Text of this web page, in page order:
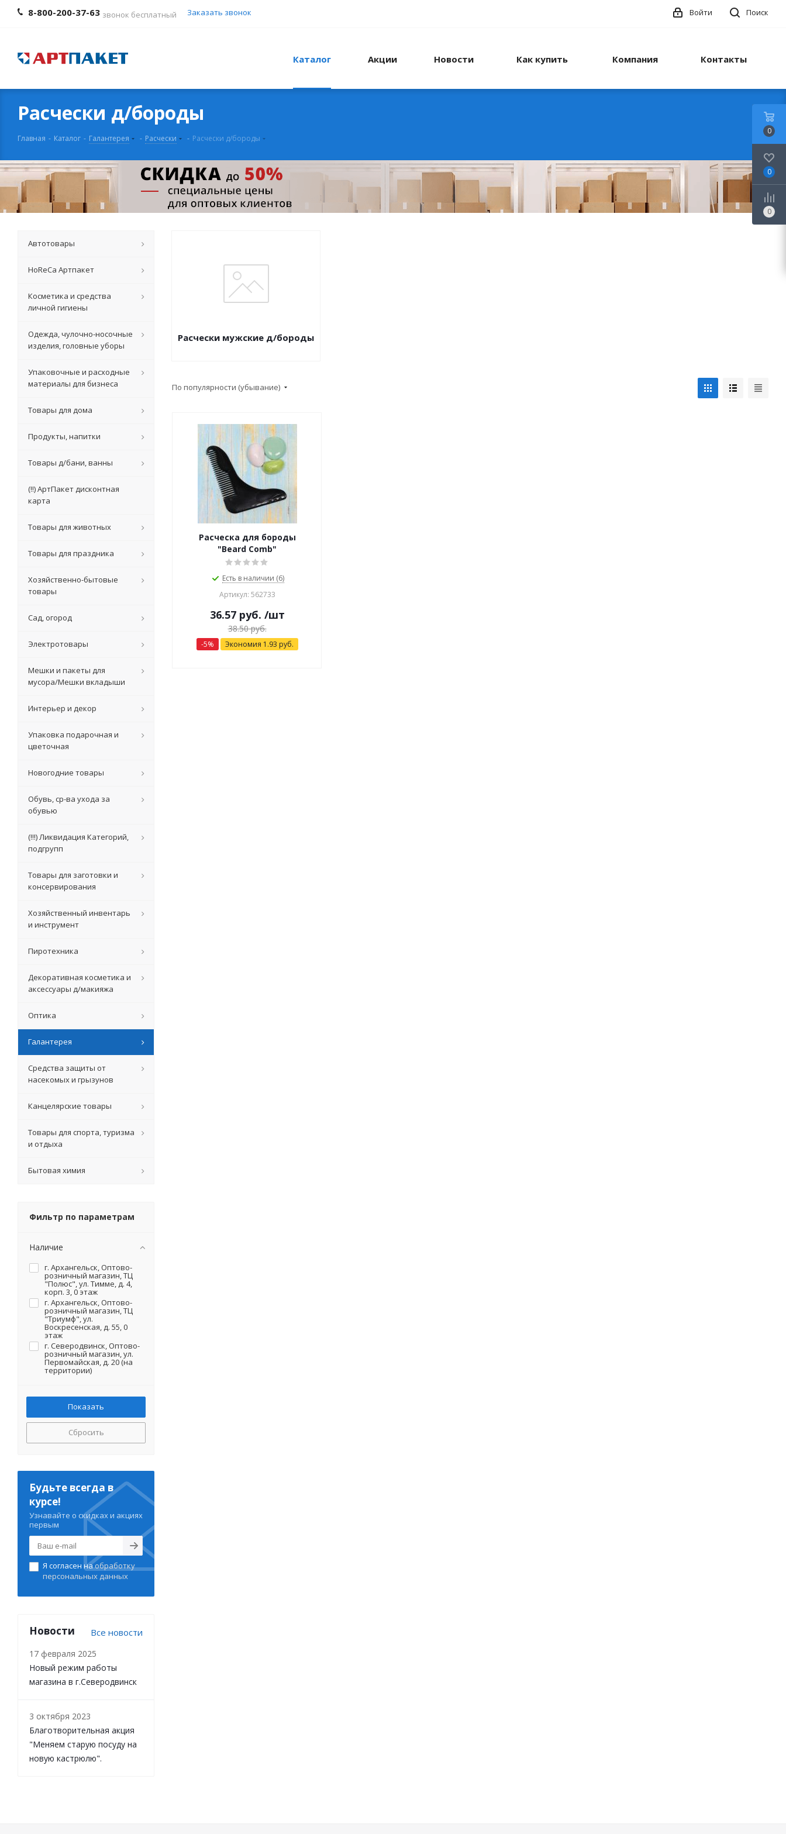
8-800-200-37-63 звонок бесплатный Заказать звонок Поиск
Войти
Каталог Акции Новости Как купить Компания Контакты
Расчески д/бороды
Главная - Каталог - Галантерея - Расчески - Расчески д/бороды
Расчески мужские д/бороды
По популярности (убывание)
Расческа для бороды
"Beard Comb"
Есть в наличии (6)
Артикул: 562733
36.57руб. /шт
38.50руб.
-5% Экономия 1.93 руб.
Автотовары
HoReCa Артпакет
Косметика и средства
личной гигиены
Одежда, чулочно-носочные
изделия, головные уборы
Упаковочные и расходные
материалы для бизнеса
Товары для дома
Продукты, напитки
Товары д/бани, ванны
(!!) АртПакет дисконтная
карта
Товары для животных
Товары для праздника
Хозяйственно-бытовые
товары
Сад, огород
Электротовары
Мешки и пакеты для
мусора/Мешки вкладыши
Интерьер и декор
Упаковка подарочная и
цветочная
Новогодние товары
Обувь, ср-ва ухода за
обувью
(!!!) Ликвидация Категорий,
подгрупп
Товары для заготовки и
консервирования
Хозяйственный инвентарь
и инструмент
Пиротехника
Декоративная косметика и
аксессуары д/макияжа
Оптика
Галантерея
Средства защиты от
насекомых и грызунов
Канцелярские товары
Товары для спорта, туризма
и отдыха
Бытовая химия
Фильтр по параметрам
Наличие
г. Архангельск, Оптово-
розничный магазин, ТЦ
"Полюс", ул. Тимме, д. 4,
корп. 3, 0 этаж
г. Архангельск, Оптово-
розничный магазин, ТЦ
"Триумф", ул.
Воскресенская, д. 55, 0
этаж
г. Северодвинск, Оптово-
розничный магазин, ул.
Первомайская, д. 20 (на
территории)
Сбросить
Будьте всегда в
курсе!
Узнавайте о скидках и акциях
первым
Я согласен наобработку
персональных данных
Новости Все новости
17 февраля 2025
Новый режим работы
магазина в г.Северодвинск
3 октября 2023
Благотворительная акция
"Меняем старую посуду на
новую кастрюлю".
0
0
0